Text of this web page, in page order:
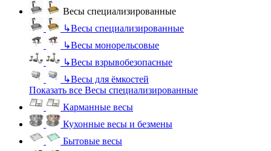
Весы специализированные
↳Весы специализированные
↳Весы монорельсовые
↳Весы взрывобезопасные
↳Весы для ёмкостей
Показать все Весы специализированные
Карманные весы
Кухонные весы и безмены
Бытовые весы